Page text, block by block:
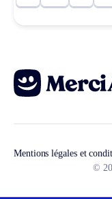
Mentions légales et
©